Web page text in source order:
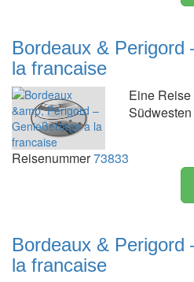
Bordeaux & Perigord
la francaise
Eine
Reisenummer73833
Bordeaux & Perigord
la francaise